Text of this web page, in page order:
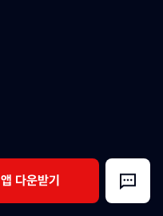
앱 다운받기